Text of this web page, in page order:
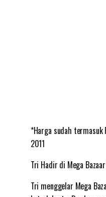
*Harga sudah termasuk
2011
Tri Hadir di Mega
Tri menggelar Mega